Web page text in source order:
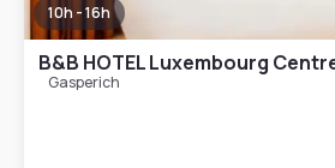
10h - 16h
Gasperich